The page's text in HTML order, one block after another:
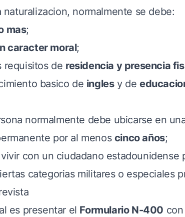
naturalizacion, normalmente se debe:
mas;
caracter moral;
requisitos de residencia y presencia
basico de inglesy de
normalmente debe ubicarse en
por al menos cinco años;
con un ciudadano estadounidense
categorias militares o especiales
es presentar el Formulario N-400